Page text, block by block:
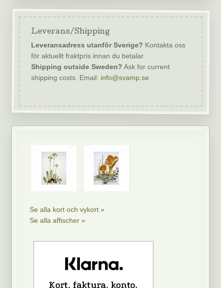
Leverans/Shipping
Leveransadress utanför Sverige? Kontakta oss
för aktuellt fraktpris innan du betalar.
Shipping outside Sweden? Ask for current
shipping costs. Email: info@svamp.se
Se alla kort och vykort »
Se alla affischer »